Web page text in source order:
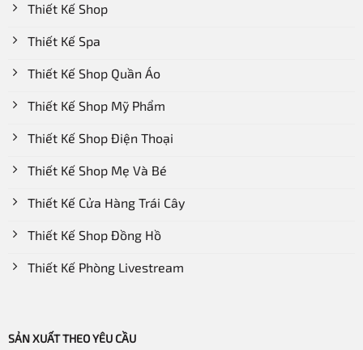
Thiết Kế Shop
Thiết Kế Spa
Thiết Kế Shop Quần Áo
Thiết Kế Shop Mỹ Phẩm
Thiết Kế Shop Điện Thoại
Thiết Kế Shop Mẹ Và Bé
Thiết Kế Cửa Hàng Trái Cây
Thiết Kế Shop Đồng Hồ
Thiết Kế Phòng Livestream
SẢN XUẤT THEO YÊU CẦU